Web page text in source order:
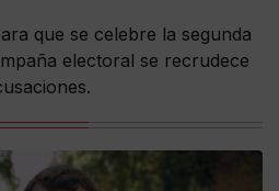
que se celebre la segunda
electoral se recrudece